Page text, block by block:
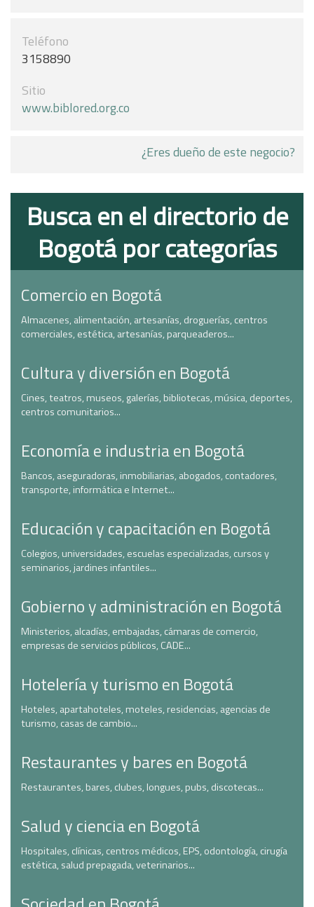
Teléfono
3158890
Sitio
www.biblored.org.co
¿Eres dueño de este negocio?
Busca en el directorio de
Bogotá por categorías
Comercio en Bogotá
Almacenes, alimentación, artesanías, droguerías, centros
comerciales, estética, artesanías, parqueaderos...
Cultura y diversión en Bogotá
Cines, teatros, museos, galerías, bibliotecas, música, deportes,
centros comunitarios...
Economía e industria en Bogotá
Bancos, aseguradoras, inmobiliarias, abogados, contadores,
transporte, informática e Internet...
Educación y capacitación en Bogotá
Colegios, universidades, escuelas especializadas, cursos y
seminarios, jardines infantiles...
Gobierno y administración en Bogotá
Ministerios, alcadías, embajadas, cámaras de comercio,
empresas de servicios públicos, CADE...
Hotelería y turismo en Bogotá
Hoteles, apartahoteles, moteles, residencias, agencias de
turismo, casas de cambio...
Restaurantes y bares en Bogotá
Restaurantes, bares, clubes, longues, pubs, discotecas...
Salud y ciencia en Bogotá
Hospitales, clínicas, centros médicos, EPS, odontología, cirugía
estética, salud prepagada, veterinarios...